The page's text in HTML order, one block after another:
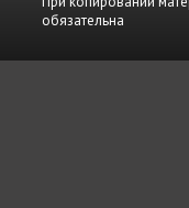
обязательна